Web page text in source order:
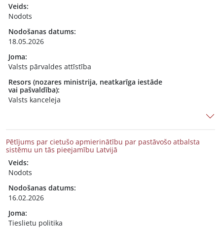
Veids:
Nodots
Nodošanas datums:
18.05.2026
Joma:
Valsts pārvaldes attīstība
Resors (nozares ministrija, neatkarīga iestāde
vai pašvaldība):
Valsts kanceleja
Pētījums par cietušo apmierinātību par pastāvošo atbalsta
sistēmu un tās pieejamību Latvijā
Veids:
Nodots
Nodošanas datums:
16.02.2026
Joma:
Tieslietu politika